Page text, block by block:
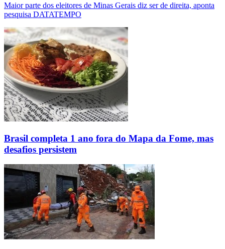
Maior parte dos eleitores de Minas Gerais diz ser de direita, aponta
pesquisa DATATEMPO
Brasil completa 1 ano fora do Mapa da Fome, mas
desafios persistem